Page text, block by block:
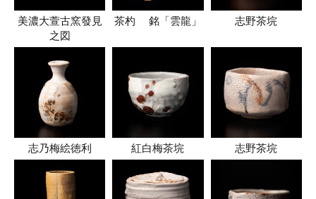
美濃大萱古窯發見
之図
茶杓 銘「雲龍」 志野茶垸
志乃梅絵徳利 紅白梅茶垸 志野茶垸